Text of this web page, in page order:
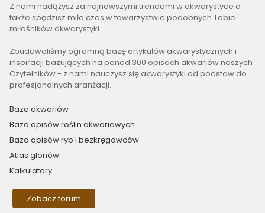
Z nami nadążysz za najnowszymi trendami w akwarystyce a
także spędzisz miło czas w towarzystwie podobnych Tobie
miłośników akwarystyki.
Zbudowaliśmy ogromną bazę artykułów akwarystycznych i
inspiracji bazujących na ponad 300 opisach akwariów naszych
Czytelników - z nami nauczysz się akwarystyki od podstaw do
profesjonalnych aranżacji.
Baza akwariów
Baza opisów roślin akwariowych
Baza opisów ryb i bezkręgowców
Atlas glonów
Kalkulatory
Zobacz forum